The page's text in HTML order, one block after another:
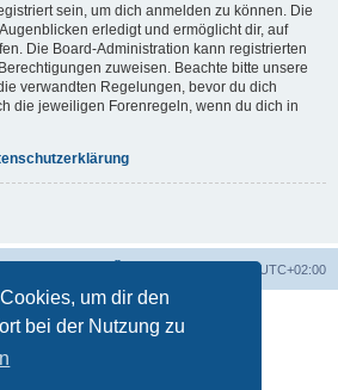
um dir den
bei der Nutzung zu
sein, um dich anmelden zu können. Die
erledigt und ermöglicht dir, auf
Die Board-Administration kann registrierten
zuweisen. Beachte bitte unsere
verwandten Regelungen, bevor du dich
die jeweiligen Forenregeln, wenn du dich in
UTC+02:00